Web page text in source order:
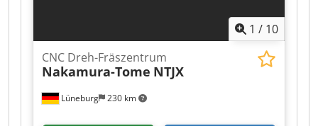
1 / 10
Lüneburg 230 km
CNC Dreh-Fräszentrum
Nakamura-Tome NTJX